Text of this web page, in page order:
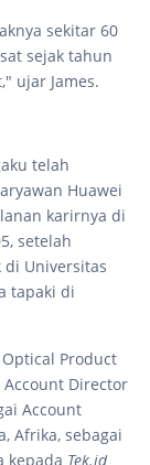
sekitar 60
sejak tahun
ujar James.
telah
Huawei
karirnya di
setelah
Universitas
tapaki di
Product
Director
Account
Afrika, sebagai
kepada Tek.id